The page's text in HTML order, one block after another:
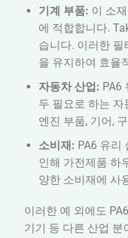
기계 부품: 이 소
에 적합합니다.
습니다. 이러한
을 유지하여 효율
자동차 산업: PA6
두 필요로 하는
엔진 부품, 기어,
소비재: PA6 유리
인해 가전제품 하
양한 소비재에 사
이러한 예 외에도
기기 등 다른 산업 분